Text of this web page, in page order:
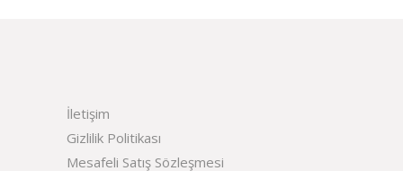
İletişim
Gizlilik Politikası
Mesafeli Satış Sözleşmesi